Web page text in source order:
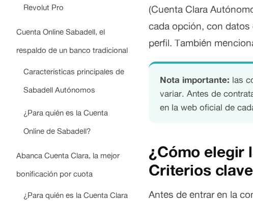
Revolut Pro
Cuenta Online Sabadell, el
respaldo de un banco tradicional
Características principales de
Sabadell Autónomos
¿Para quién es la Cuenta
Online de Sabadell?
Abanca Cuenta Clara, la mejor
bonificación por cuota
¿Para quién es la Cuenta Clara
(Cuenta Clara
cada opción, con datos
perfil. También
Nota importante: las
variar. Antes de
en la web oficial de
¿Cómo elegir
Criterios clave
Antes de entrar en la